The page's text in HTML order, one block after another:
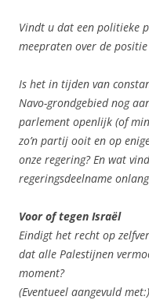
Vindt u dat een politieke
meepraten over de
Is het in tijden van
Navo-grondgebied nog
parlement openlijk (of
zo’n partij ooit en op
onze regering? En wat
regeringsdeelname
Voor of tegen Israël
Eindigt het recht op
dat alle Palestijnen
moment?
(Eventueel aangevuld